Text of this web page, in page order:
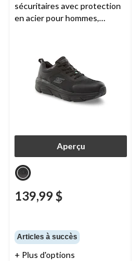
sécuritaires avec protection
en acier pour hommes,
Aperçu
139,99 $
Articles à succès
+ Plus d'options